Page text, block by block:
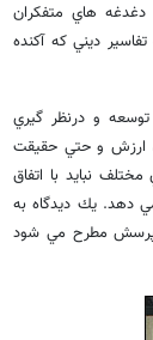
دغدغه هاي متفكران
ديني كه آكنده
و درنظر گيري
ارزش و حتي حقيقت
نبايد با اتفاق
دهد. يك ديدگاه به
پرسش مطرح مي شود